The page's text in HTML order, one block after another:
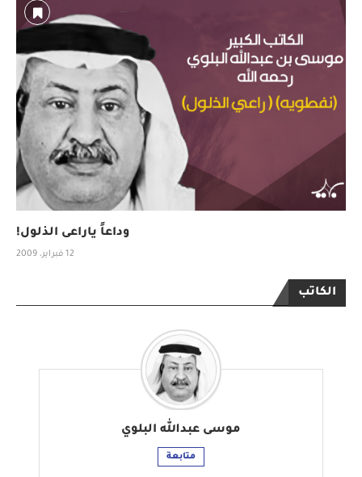
وداعاً ياراعى الذلول!
12 فبراير، 2009
الكاتب
موسى عبدالله البلوي
متابعة